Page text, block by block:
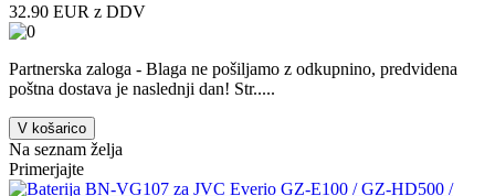
32.90 EUR z DDV
Partnerska zaloga - Blaga ne pošiljamo z odkupnino, predvidena
poštna dostava je naslednji dan! Str.....
V košarico
Na seznam želja
Primerjajte